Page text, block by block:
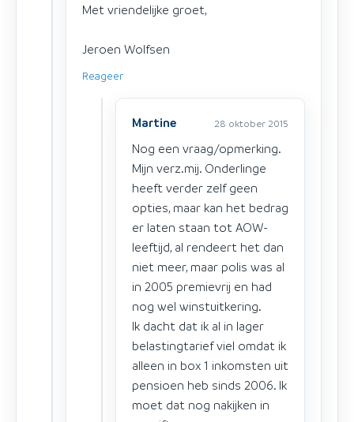
Met vriendelijke groet,
Jeroen Wolfsen
Reageer
Martine 28 oktober 2015
Nog een vraag/opmerking.
Mijn verz.mij. Onderlinge
heeft verder zelf geen
opties, maar kan het bedrag
er laten staan tot AOW-
leeftijd, al rendeert het dan
niet meer, maar polis was al
in 2005 premievrij en had
nog wel winstuitkering.
Ik dacht dat ik al in lager
belastingtarief viel omdat ik
alleen in box 1 inkomsten uit
pensioen heb sinds 2006. Ik
moet dat nog nakijken in